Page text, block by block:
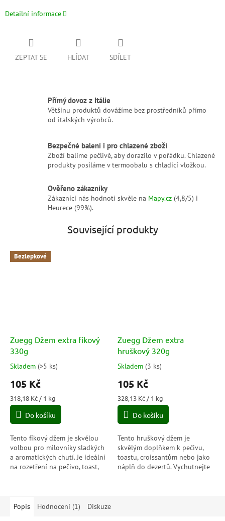
Detailní informace
ZEPTAT SE HLÍDAT SDÍLET
Přímý dovoz z Itálie
Většinu produktů dovážíme bez prostředníků přímo
od italských výrobců.
Bezpečné balení i pro chlazené zboží
Zboží balíme pečlivě, aby dorazilo v pořádku. Chlazené
produkty posíláme v termoobalu s chladicí vložkou.
Ověřeno zákazníky
Zákazníci nás hodnotí skvěle na Mapy.cz (4,8/5) i
Heurece (99%).
Související produkty
Bezlepkové
Zuegg Džem extra fíkový
330g
Průměrné
hodnocení
produktu
je
5,0
5
hvězdiček.
Skladem (>5 ks)
105 Kč
Měrná
cena:
318,18 Kč / 1 kg
Do košíku
Tento fíkový džem je skvělou
volbou pro milovníky sladkých
a aromatických chutí. Je ideální
na rozetření na pečivo, toast,
Zuegg Džem extra
hruškový 320g
Průměrné
hodnocení
produktu
je
5,0
5
hvězdiček.
Skladem (3 ks)
105 Kč
Měrná
cena:
328,13 Kč / 1 kg
Do košíku
Tento hruškový džem je
skvělým doplňkem k pečivu,
toastu, croissantům nebo jako
náplň do dezertů. Vychutnejte
Popis Hodnocení (1) Diskuze